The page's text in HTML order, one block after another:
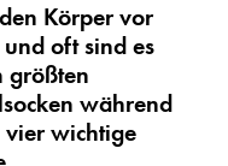
Körper vor
oft sind es
größten
während
vier wichtige